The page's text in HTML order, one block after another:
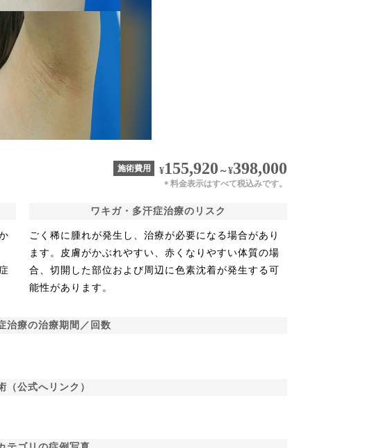
施術費用 ¥155,920 ～¥398,000
＊ 料金表示はすべて税込みです。
ワキガ・多汗症治療のリスク
ごく稀に腫れが発生し、治療が必要になる場合があり
ます。皮膚がかぶれやすい、赤くなりやすい体質の場
合、切開した部位および周辺に色素沈着が発生する可
能性があります。
治療の治療期間／回数
（公式へリンク）